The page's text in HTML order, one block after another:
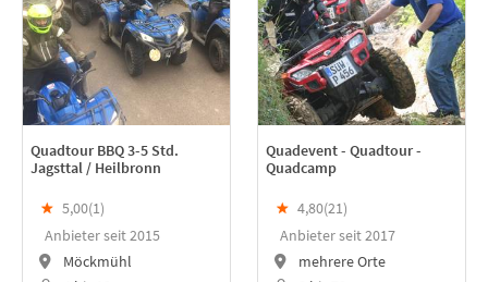
Quadtour BBQ 3-5 Std.
Jagsttal / Heilbronn
★ 5,00(1)
Anbieter seit 2015
Möckmühl
Quadevent - Quadtour -
Quadcamp
★ 4,80(21)
Anbieter seit 2017
mehrere Orte